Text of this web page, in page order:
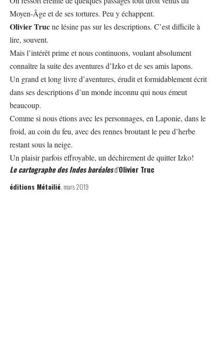
Moyen-Âge et de ses tortures. Peu y échappent.
Olivier Trucne lésine pas sur les descriptions. C’est difficile à
lire, souvent.
Mais l’intérêt prime et nous continuons, voulant absolument
connaître la suite des aventures d’Izko et de ses amis lapons.
Un grand et long livre d’aventures, érudit et formidablement écrit
dans ses descriptions d’un monde inconnu qui nous émeut
beaucoup.
Comme si nous étions avec les personnages, en Laponie, dans le
froid, au coin du feu, avec des rennes broutant le peu d’herbe
restant sous la neige.
Un plaisir parfois effroyable, un déchirement de quitter Izko!
Le cartographe des Indes boréalesd’Olivier Truc
éditions Métailié, mars 2019